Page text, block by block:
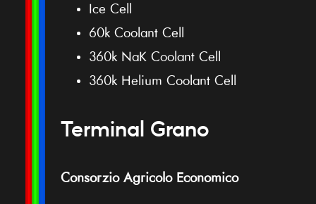
Ice Cell
60k Coolant Cell
360k NaK Coolant Cell
360k Helium Coolant Cell
Terminal Grano
Consorzio Agricolo Economico